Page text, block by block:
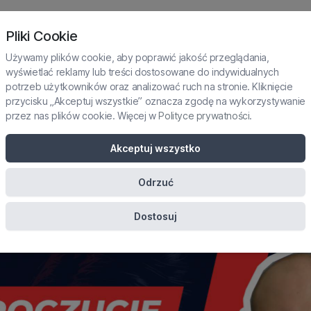
o poczuciu
relacjach:
i przerwać
schemat?
Pliki Cookie
Używamy plików cookie, aby poprawić jakość przeglądania,
wyświetlać reklamy lub treści dostosowane do indywidualnych
potrzeb użytkowników oraz analizować ruch na stronie. Kliknięcie
przycisku „Akceptuj wszystkie” oznacza zgodę na wykorzystywanie
przez nas plików cookie. Więcej wPolityce prywatności.
Akceptuj wszystko
Odrzuć
Dostosuj